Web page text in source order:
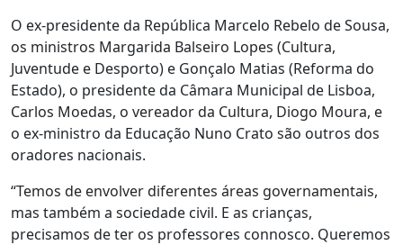
O ex-presidente da República Marcelo Rebelo de Sousa,
os ministros Margarida Balseiro Lopes (Cultura,
Juventude e Desporto) e Gonçalo Matias (Reforma do
Estado), o presidente da Câmara Municipal de Lisboa,
Carlos Moedas, o vereador da Cultura, Diogo Moura, e
o ex-ministro da Educação Nuno Crato são outros dos
oradores nacionais.
“Temos de envolver diferentes áreas governamentais,
mas também a sociedade civil. E as crianças,
precisamos de ter os professores connosco. Queremos